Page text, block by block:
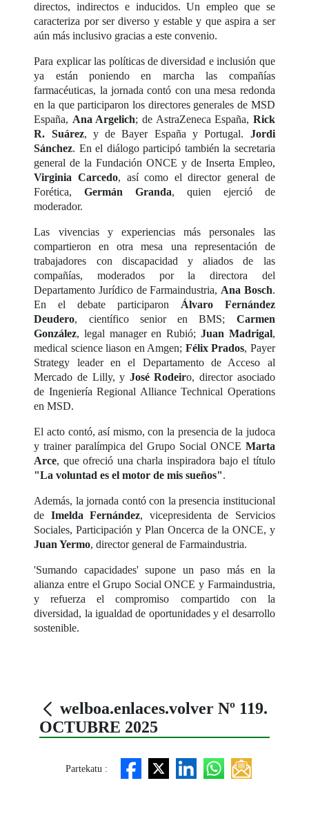
directos, indirectos e inducidos. Un empleo que se
caracteriza por ser diverso y estable y que aspira a ser
aún más inclusivo gracias a este convenio.
Para explicar las políticas de diversidad e inclusión que
ya están poniendo en marcha las compañías
farmacéuticas, la jornada contó con una mesa redonda
en la que participaron los directores generales de MSD
España, Ana Argelich; de AstraZeneca España, Rick
R. Suárez, y de Bayer España y Portugal. Jordi
Sánchez. En el diálogo participó también la secretaria
general de la Fundación ONCE y de Inserta Empleo,
Virginia Carcedo, así como el director general de
Forética,Germán Granda, quien ejerció de
moderador.
Las vivencias y experiencias más personales las
compartieron en otra mesa una representación de
trabajadores con discapacidad y aliados de las
compañías, moderados por la directora del
Departamento Jurídico de Farmaindustria, Ana Bosch.
En el debate participaron Álvaro Fernández
Deudero, científico senior en BMS; Carmen
González, legal manager en Rubió; Juan Madrigal,
medical science liason en Amgen; Félix Prados, Payer
Strategy leader en el Departamento de Acceso al
Mercado de Lilly, y José Rodeiro, director asociado
de Ingeniería Regional Alliance Technical Operations
en MSD.
El acto contó, así mismo, con la presencia de la judoca
y trainer paralímpica del Grupo Social ONCE Marta
Arce, que ofreció una charla inspiradora bajo el título
"La voluntad es el motor de mis sueños".
Además, la jornada contó con la presencia institucional
de Imelda Fernández, vicepresidenta de Servicios
Sociales, Participación y Plan Oncerca de la ONCE, y
Juan Yermo, director general de Farmaindustria.
'Sumando capacidades' supone un paso más en la
alianza entre el Grupo Social ONCE y Farmaindustria,
y refuerza el compromiso compartido con la
diversidad, la igualdad de oportunidades y el desarrollo
sostenible.
welboa.enlaces.volver Nº 119.
OCTUBRE 2025
Partekatu :